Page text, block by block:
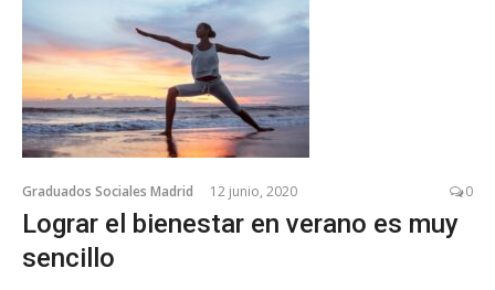
Graduados Sociales Madrid 12 junio, 2020 0
Lograr el bienestar en verano es muy
sencillo